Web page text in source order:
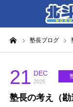
塾長ブログ
21 DEC
2025
塾長の考え（
HOME
各教室別に記
北斗塾／教室